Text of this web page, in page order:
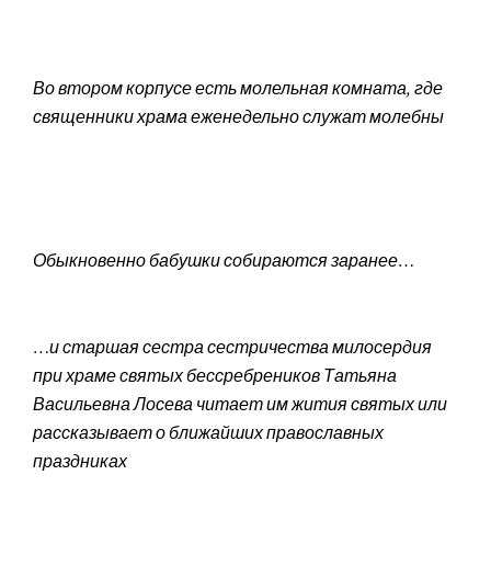
Во втором корпусе есть молельная комната, где
священники храма еженедельно служат молебны
Обыкновенно бабушки собираются заранее…
…и старшая сестра сестричества милосердия
при храме святых бессребреников Татьяна
Васильевна Лосева читает им жития святых или
рассказывает о ближайших православных
праздниках